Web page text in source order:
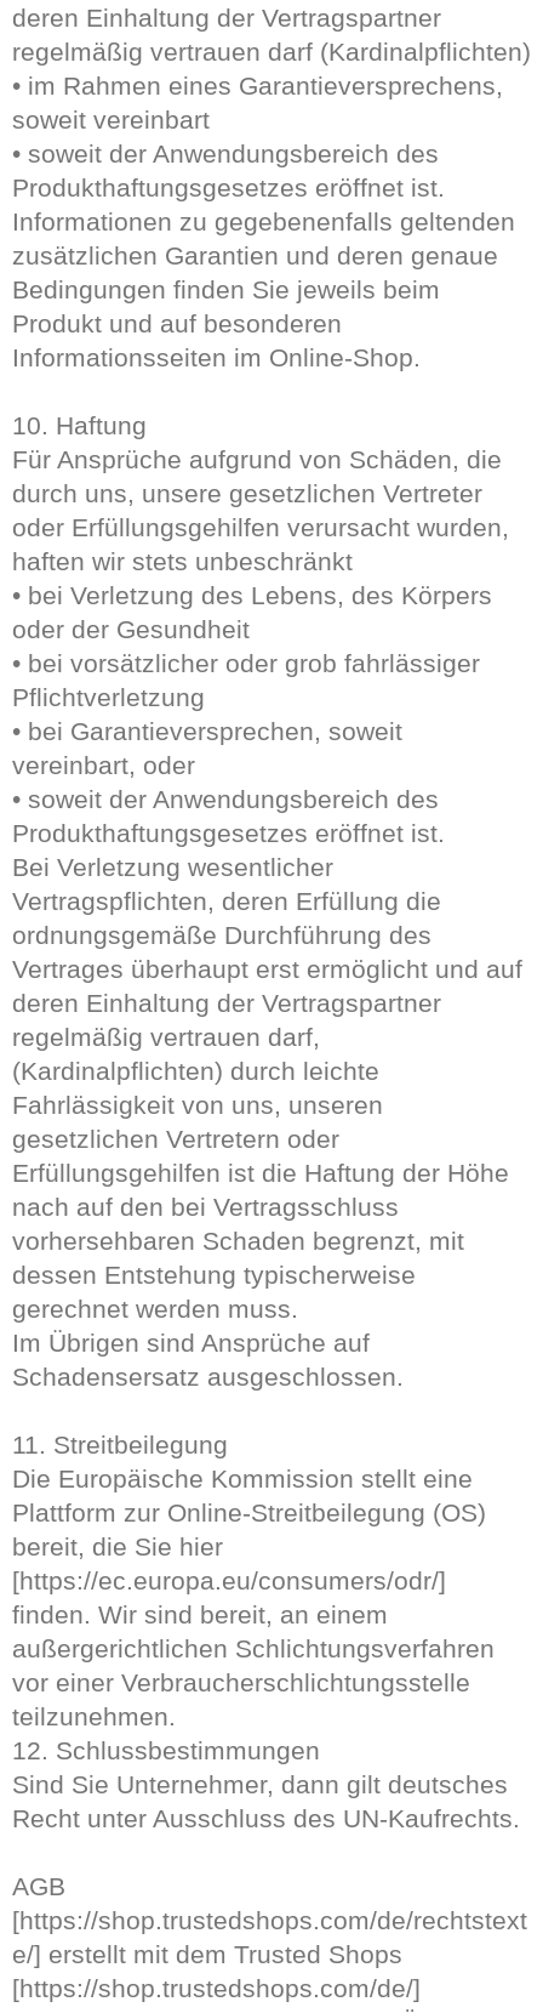
deren Einhaltung der Vertragspartner
regelmäßig vertrauen darf (Kardinalpflichten)
• im Rahmen eines Garantieversprechens,
soweit vereinbart
• soweit der Anwendungsbereich des
Produkthaftungsgesetzes eröffnet ist.
Informationen zu gegebenenfalls geltenden
zusätzlichen Garantien und deren genaue
Bedingungen finden Sie jeweils beim
Produkt und auf besonderen
Informationsseiten im Online-Shop.
10. Haftung
Für Ansprüche aufgrund von Schäden, die
durch uns, unsere gesetzlichen Vertreter
oder Erfüllungsgehilfen verursacht wurden,
haften wir stets unbeschränkt
• bei Verletzung des Lebens, des Körpers
oder der Gesundheit
• bei vorsätzlicher oder grob fahrlässiger
Pflichtverletzung
• bei Garantieversprechen, soweit
vereinbart, oder
• soweit der Anwendungsbereich des
Produkthaftungsgesetzes eröffnet ist.
Bei Verletzung wesentlicher
Vertragspflichten, deren Erfüllung die
ordnungsgemäße Durchführung des
Vertrages überhaupt erst ermöglicht und auf
deren Einhaltung der Vertragspartner
regelmäßig vertrauen darf,
(Kardinalpflichten) durch leichte
Fahrlässigkeit von uns, unseren
gesetzlichen Vertretern oder
Erfüllungsgehilfen ist die Haftung der Höhe
nach auf den bei Vertragsschluss
vorhersehbaren Schaden begrenzt, mit
dessen Entstehung typischerweise
gerechnet werden muss.
Im Übrigen sind Ansprüche auf
Schadensersatz ausgeschlossen.
11. Streitbeilegung
Die Europäische Kommission stellt eine
Plattform zur Online-Streitbeilegung (OS)
bereit, die Sie hier
[https://ec.europa.eu/consumers/odr/]
finden. Wir sind bereit, an einem
außergerichtlichen Schlichtungsverfahren
vor einer Verbraucherschlichtungsstelle
teilzunehmen.
12. Schlussbestimmungen
Sind Sie Unternehmer, dann gilt deutsches
Recht unter Ausschluss des UN-Kaufrechts.
AGB
[https://shop.trustedshops.com/de/rechtstext
e/] erstellt mit dem Trusted Shops
[https://shop.trustedshops.com/de/]